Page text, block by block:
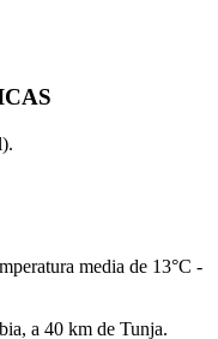
media de 13°C -
a 40 km de Tunja.